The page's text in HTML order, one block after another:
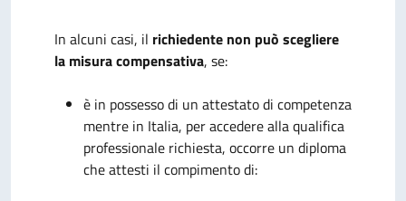
In alcuni casi, il richiedente non può scegliere
la misura compensativa, se:
è in possesso di un attestato di competenza
mentre in Italia, per accedere alla qualifica
professionale richiesta, occorre un diploma
che attesti il compimento di: